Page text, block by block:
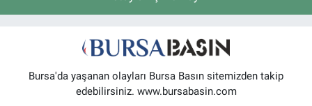
Bursa'da yaşanan olayları Bursa Basın sitemizden takip
edebilirsiniz. www.bursabasin.com